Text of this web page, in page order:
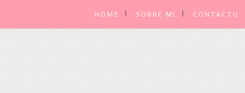
HOME SOBRE MI CONTACTO